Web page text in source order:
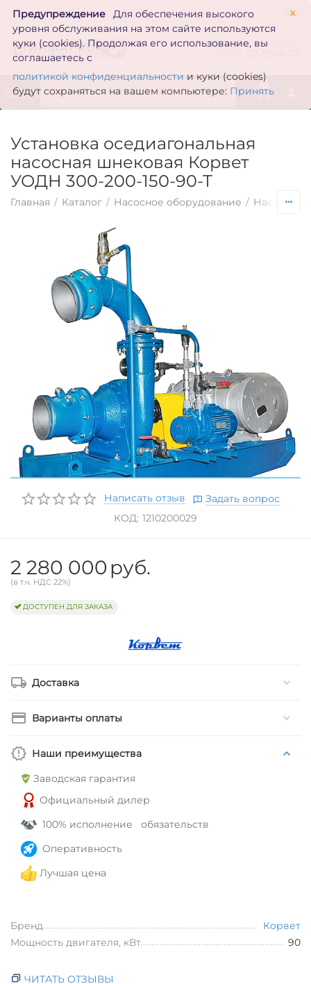
×
Предупреждение
Для обеспечения высокого
уровня обслуживания на этом сайте используются
куки (cookies). Продолжая его использование, вы
соглашаетесь с
политикой конфиденциальности и куки (cookies)
будут сохраняться на вашем компьютере: Принять
zakaz@inmarkon.ru
0
Установка оседиагональная
насосная шнековая Корвет
УОДН 300-200-150-90-Т
Главная / Каталог / Насосное оборудование / Насосы по
Написать отзыв
Задать вопрос
КОД: 1210200029
2 280 000 руб.
(в т.ч. НДС 22%)
ДОСТУПЕН ДЛЯ ЗАКАЗА
Доставка
Варианты оплаты
Наши преимущества
Заводская гарантия
Официальный дилер
100% исполнение обязательств
Оперативность
Лучшая цена
Бренд
Корвет
Мощность двигателя, кВт
90
ЧИТАТЬ ОТЗЫВЫ